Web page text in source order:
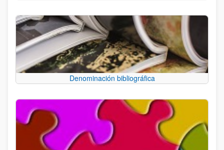
Denominación bibliográfica